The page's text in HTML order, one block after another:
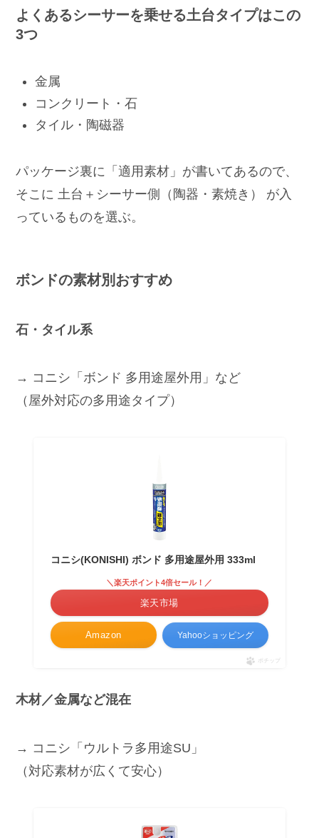
よくあるシーサーを乗せる土台タイプはこの
3つ
金属
コンクリート・石
タイル・陶磁器
パッケージ裏に「適用素材」が書いてあるので、
そこに 土台＋シーサー側（陶器・素焼き） が入
っているものを選ぶ。
ボンドの素材別おすすめ
石・タイル系
→ コニシ「ボンド 多用途屋外用」など
（屋外対応の多用途タイプ）
コニシ(KONISHI) ボンド 多用途屋外用 333ml
Amazon
＼楽天ポイント4倍セール！／
楽天市場
Yahooショッピング
ポチップ
木材／金属など混在
→ コニシ「ウルトラ多用途SU」
（対応素材が広くて安心）